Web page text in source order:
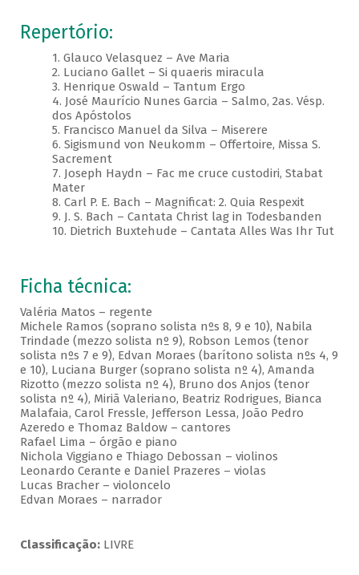
Repertório:
1. Glauco Velasquez – Ave Maria
2. Luciano Gallet – Si quaeris miracula
3. Henrique Oswald – Tantum Ergo
4. José Maurício Nunes Garcia – Salmo, 2as. Vésp.
dos Apóstolos
5. Francisco Manuel da Silva – Miserere
6. Sigismund von Neukomm – Offertoire, Missa S.
Sacrement
7. Joseph Haydn – Fac me cruce custodiri, Stabat
Mater
8. Carl P. E. Bach – Magnificat: 2. Quia Respexit
9. J. S. Bach – Cantata Christ lag in Todesbanden
10. Dietrich Buxtehude – Cantata Alles Was Ihr Tut
Ficha técnica:
Valéria Matos – regente
Michele Ramos (soprano solista nºs 8, 9 e 10), Nabila
Trindade (mezzo solista nº 9), Robson Lemos (tenor
solista nºs 7 e 9), Edvan Moraes (barítono solista nºs 4, 9
e 10), Luciana Burger (soprano solista nº 4), Amanda
Rizotto (mezzo solista nº 4), Bruno dos Anjos (tenor
solista nº 4), Miriã Valeriano, Beatriz Rodrigues, Bianca
Malafaia, Carol Fressle, Jefferson Lessa, João Pedro
Azeredo e Thomaz Baldow – cantores
Rafael Lima – órgão e piano
Nichola Viggiano e Thiago Debossan – violinos
Leonardo Cerante e Daniel Prazeres – violas
Lucas Bracher – violoncelo
Edvan Moraes – narrador
Classificação:LIVRE